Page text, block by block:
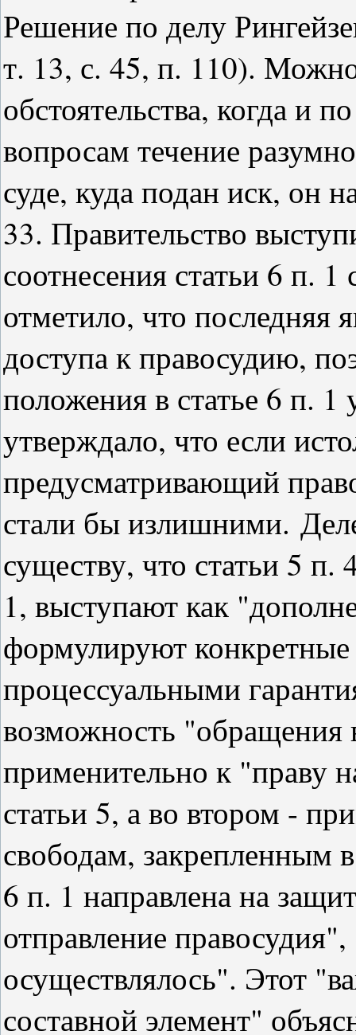
Решение по делу
т. 13, с. 45, п. 110).
обстоятельства, когда и
вопросам течение
суде, куда подан иск, он
33. Правительство
соотнесения статьи 6 п.
отметило, что последняя
доступа к правосудию,
положения в статье 6 п. 1
утверждало, что если
предусматривающий
стали бы излишними.
существу, что статьи 5 п.
1, выступают как
формулируют
процессуальными
возможность "обращения
применительно к "праву
статьи 5, а во втором -
свободам, закрепленным
6 п. 1 направлена на
отправление
осуществлялось". Этот
составной элемент"